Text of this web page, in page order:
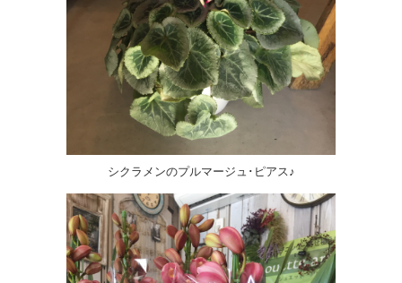
シクラメンのプルマージュ･ピアス♪